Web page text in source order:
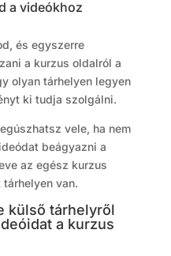
a videókhoz
és egyszerre
a kurzus oldalról a
olyan tárhelyen legyen
ki tudja szolgálni.
vele, ha nem
beágyazni a
az egész kurzus
van.
külső tárhelyről
a kurzus